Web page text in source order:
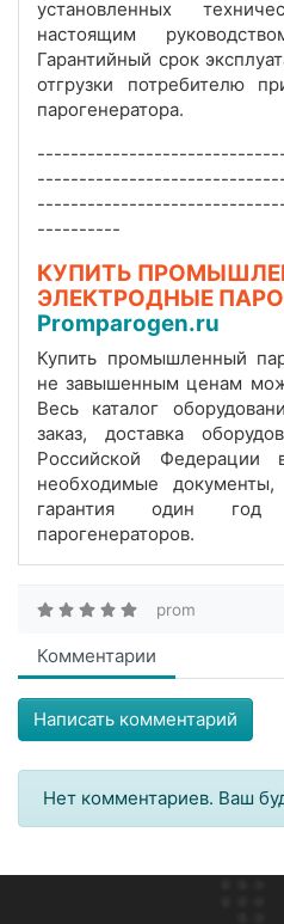
установленных
настоящим
Гарантийный срок
отгрузки потребителю
парогенератора.
----------
КУПИТЬ
ЭЛЕКТРОДНЫЕ
Promparogen.ru
Купить промышленный
не завышенным ценам
Весь каталог
заказ, доставка
Российской
необходимые
гарантия один
парогенераторов.
prom
Комментарии
Написать комментарий
Нет комментариев. Ваш